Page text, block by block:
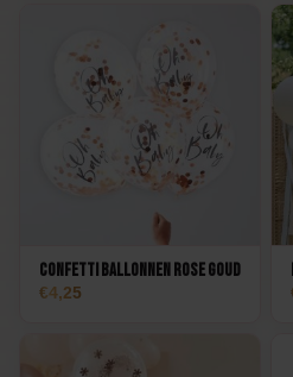
Confetti Ballonnen Rose Goud
4,25